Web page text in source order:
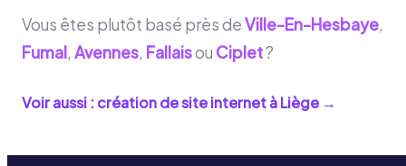
Vous êtes plutôt basé près deVille-En-Hesbaye,
Fumal, Avennes, Fallaisou Ciplet?
Voir aussi : création de site internet àLiège→